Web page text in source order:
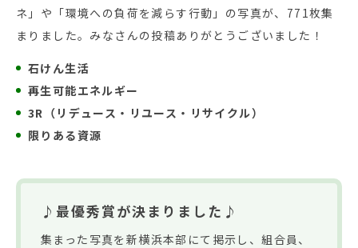
ネ」や「環境への負荷を減らす行動」の写真が、771枚集
まりました。みなさんの投稿ありがとうございました！
石けん生活
再生可能エネルギー
3R（リデュース・リユース・リサイクル）
限りある資源
♪最優秀賞が決まりました♪
集まった写真を新横浜本部にて掲示し、組合員、